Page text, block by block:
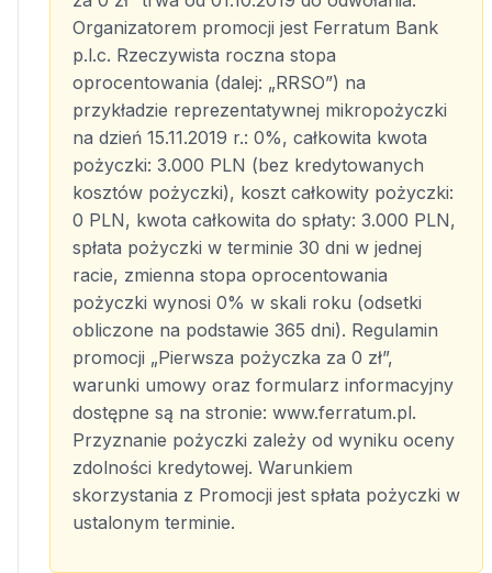
Organizatorem promocji jest Ferratum Bank
p.l.c. Rzeczywista roczna stopa
oprocentowania (dalej: „RRSO”) na
przykładzie reprezentatywnej mikropożyczki
na dzień 15.11.2019 r.: 0%, całkowita kwota
pożyczki: 3.000 PLN (bez kredytowanych
kosztów pożyczki), koszt całkowity pożyczki:
0 PLN, kwota całkowita do spłaty: 3.000 PLN,
spłata pożyczki w terminie 30 dni w jednej
racie, zmienna stopa oprocentowania
pożyczki wynosi 0% w skali roku (odsetki
obliczone na podstawie 365 dni). Regulamin
promocji „Pierwsza pożyczka za 0 zł”,
warunki umowy oraz formularz informacyjny
dostępne są na stronie: www.ferratum.pl.
Przyznanie pożyczki zależy od wyniku oceny
zdolności kredytowej. Warunkiem
skorzystania z Promocji jest spłata pożyczki w
ustalonym terminie.